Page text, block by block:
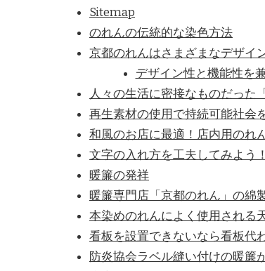
Sitemap
のれんの伝統的な染色方法
京都のれんはさまざまなデザイ
デザイン性と機能性を
人々の生活に密接なものだった
再生素材の使用で持続可能社会
和風のお店に最適！店内用のれ
文字の入れ方を工夫してみよう！
暖簾の発祥
暖簾専門店「京都のれん」の綿
本染めのれんによく使用される
看板を設置できないなら看板代
防炎協会ラベル縫い付けの暖簾